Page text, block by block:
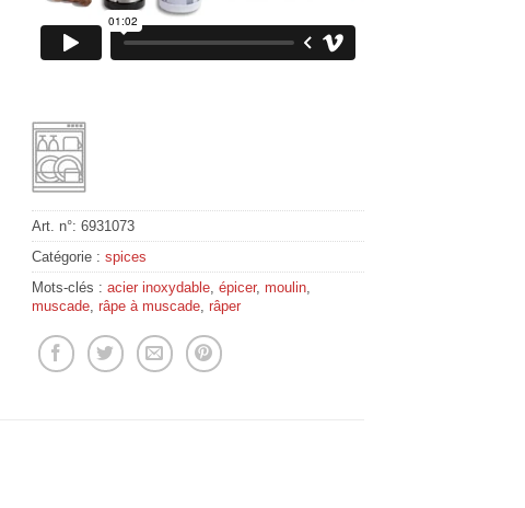
Art. n°:6931073
Catégorie :spices
Mots-clés :acier inoxydable,épicer,moulin,
muscade,râpe à muscade,râper